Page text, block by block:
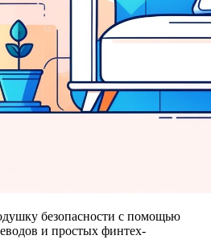
безопасности с помощью
и простых финтех-